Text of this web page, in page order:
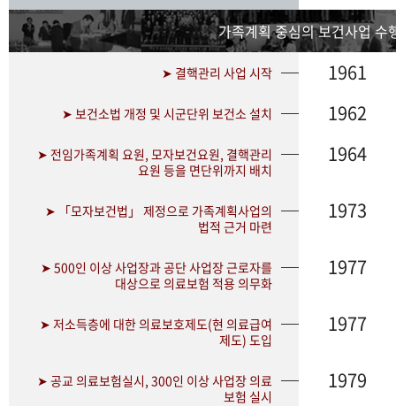
가족계획 중심의 보건사업 수
➤ 결핵관리 사업 시작 1961
➤ 보건소법 개정 및 시군단위 보건소 설치 1962
➤ 전임가족계획 요원, 모자보건요원, 결핵관리
요원 등을 면단위까지 배치
1964
➤ 「모자보건법」 제정으로 가족계획사업의
법적 근거 마련
1973
➤ 500인 이상 사업장과 공단 사업장 근로자를
대상으로 의료보험 적용 의무화
1977
➤ 저소득층에 대한 의료보호제도(현 의료급여
제도) 도입
1977
➤ 공교 의료보험실시, 300인 이상 사업장 의료
보험 실시
1979